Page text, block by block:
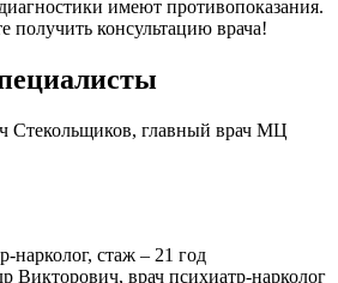
имеют противопоказания.
получить консультацию врача!
нарколог, стаж – 21 год